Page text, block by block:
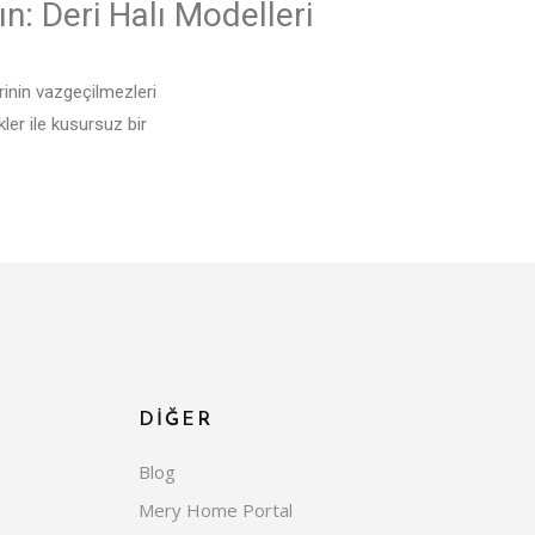
Deri Halı Modelleri
vazgeçilmezleri
ile kusursuz bir
en etkili
DİĞER
Blog
Mery Home Portal